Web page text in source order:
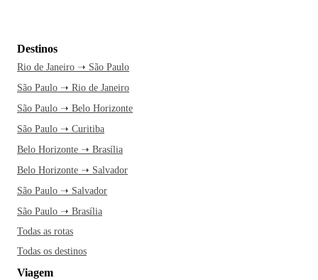
Destinos
Rio de Janeiro ➝ São Paulo
São Paulo ➝ Rio de Janeiro
São Paulo ➝ Belo Horizonte
São Paulo ➝ Curitiba
Belo Horizonte ➝ Brasília
Belo Horizonte ➝ Salvador
São Paulo ➝ Salvador
São Paulo ➝ Brasília
Todas as rotas
Todas os destinos
Viagem